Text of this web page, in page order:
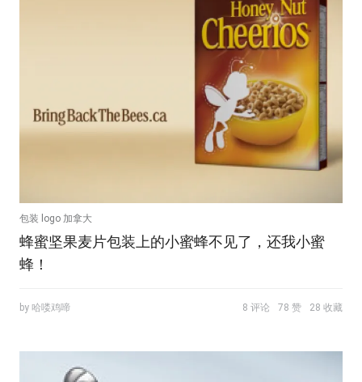
包装 logo 加拿大
蜂蜜坚果麦片包装上的小蜜蜂不见了，还我小蜜
蜂！
by 哈喽鸡啼 8 评论 78 赞 28 收藏